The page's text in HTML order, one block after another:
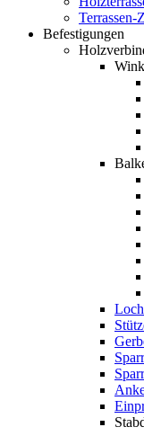
Terrassen-
Befestigungen